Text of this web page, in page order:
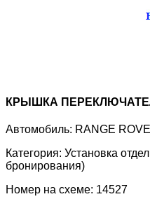
КРЫШКА
Автомобиль: RANGE
Категория: Установка
бронирования)
Номер на схеме: 14527